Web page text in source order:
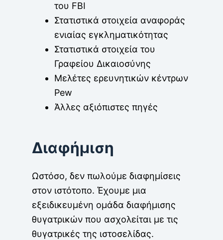
του FBI
Στατιστικά στοιχεία αναφοράς
ενιαίας εγκληματικότητας
Στατιστικά στοιχεία του
Γραφείου Δικαιοσύνης
Μελέτες ερευνητικών κέντρων
Pew
Άλλες αξιόπιστες πηγές
Διαφήμιση
Ωστόσο, δεν πωλούμε διαφημίσεις
στον ιστότοπο. Έχουμε μια
εξειδικευμένη ομάδα διαφήμισης
θυγατρικών που ασχολείται με τις
θυγατρικές της ιστοσελίδας.